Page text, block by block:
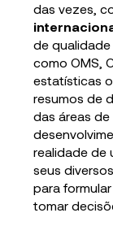
das vezes,
de
como OMS,
estatísticas
resumos de
das áreas
realidade de
seus
para
tomar